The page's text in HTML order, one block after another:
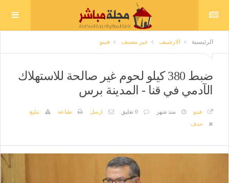
الرئيسية الارشيف غير مصنف فيتو
ضبط 380 كيلو لحوم غير صالحة للاستهلاك
الآدمي في قنا - المدينة برس
فيتو منذ شهر 0 تعليق ارسل طباعة
تبليغ
حذف